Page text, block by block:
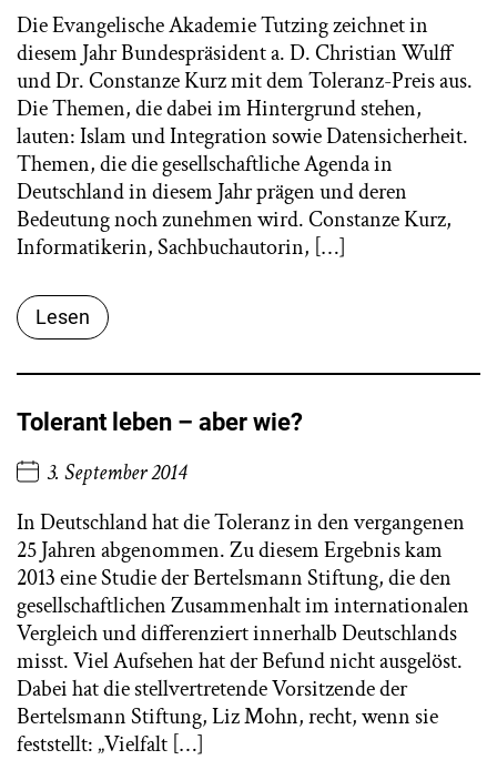
Die Evangelische Akademie Tutzing zeichnet in
diesem Jahr Bundespräsident a. D. Christian Wulff
und Dr. Constanze Kurz mit dem Toleranz-Preis aus.
Die Themen, die dabei im Hintergrund stehen,
lauten: Islam und Integration sowie Datensicherheit.
Themen, die die gesellschaftliche Agenda in
Deutschland in diesem Jahr prägen und deren
Bedeutung noch zunehmen wird. Constanze Kurz,
Informatikerin, Sachbuchautorin, […]
Lesen
Tolerant leben – aber wie?
3. September 2014
In Deutschland hat die Toleranz in den vergangenen
25 Jahren abgenommen. Zu diesem Ergebnis kam
2013 eine Studie der Bertelsmann Stiftung, die den
gesellschaftlichen Zusammenhalt im internationalen
Vergleich und differenziert innerhalb Deutschlands
misst. Viel Aufsehen hat der Befund nicht ausgelöst.
Dabei hat die stellvertretende Vorsitzende der
Bertelsmann Stiftung, Liz Mohn, recht, wenn sie
feststellt: „Vielfalt […]